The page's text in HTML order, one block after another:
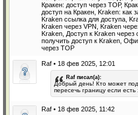
Кракен: доступ через ТОР,
доступ на Кракен, Kraken: как
Kraken ссылка для доступа,
Kraken через VPN, Kraken
Kraken, Доступ к Kraken через
получить доступ к Kraken,
через ТОР
Raf • 18 фев 2025, 12:01
Raf писал(а):
Добрый день! Кто может
пересечь границу если
Raf • 18 фев 2025, 11:42